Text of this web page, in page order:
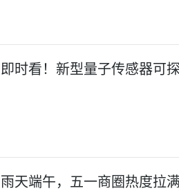
即时看！新型量子传感器可
雨天端午，五一商圈热度拉满